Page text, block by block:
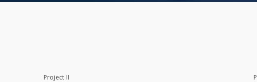
Project II